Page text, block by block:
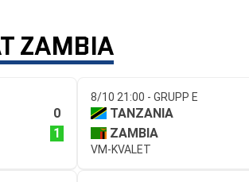
ZAMBIA
0
1
8/10 21:00 - GRUPP E
TANZANIA
ZAMBIA
VM-KVALET